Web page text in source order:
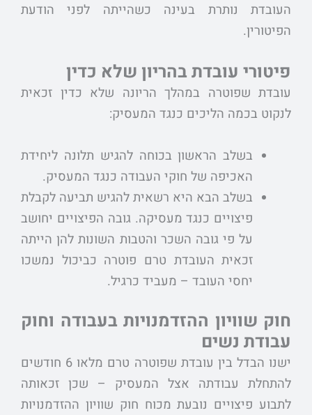
העובדת נותרת בעינה כשהייתה לפני הודעת
הפיטורין.
פיטורי עובדת בהריון שלא כדין
עובדת שפוטרה במהלך הריונה שלא כדין זכאית
לנקוט בכמה הליכים כנגד המעסיק:
בשלב הראשון בכוחה להגיש תלונה ליחידת
האכיפה של חוקי העבודה כנגד המעסיק.
בשלב הבא היא רשאית להגיש תביעה לקבלת
פיצויים כנגד מעסיקה. גובה הפיצויים יחושב
על פי גובה השכר והטבות השונות להן הייתה
זכאית העובדת טרם פוטרה כביכול נמשכו
יחסי העובד – מעביד כרגיל.
חוק שוויון ההזדמנויות בעבודה וחוק
עבודת נשים
ישנו הבדל בין עובדת שפוטרה טרם מלאו 6 חודשים
להתחלת עבודתה אצל המעסיק – שכן זכאותה
לתבוע פיצויים נובעת מכוח חוק שוויון ההזדמנויות